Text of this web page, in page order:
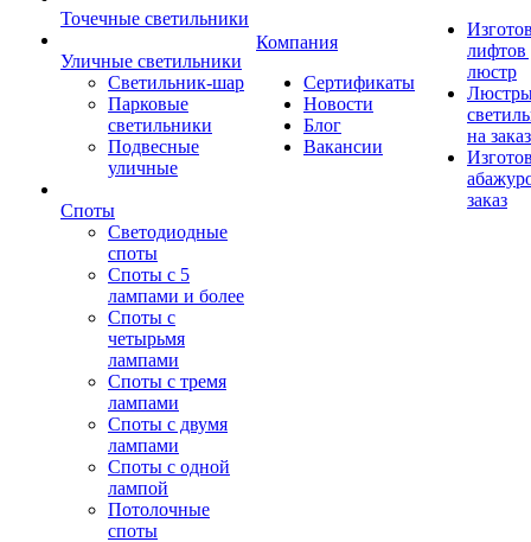
Точечные светильники
Уличные светильники
Светильник-шар
Парковые
светильники
Подвесные
уличные
Споты
Светодиодные
споты
Споты с 5
лампами и более
Споты с
четырьмя
лампами
Споты с тремя
лампами
Споты с двумя
лампами
Споты с одной
лампой
Потолочные
споты
Компания
Сертификаты
Новости
Блог
Вакансии
лифтов
люстр
на заказ
заказ